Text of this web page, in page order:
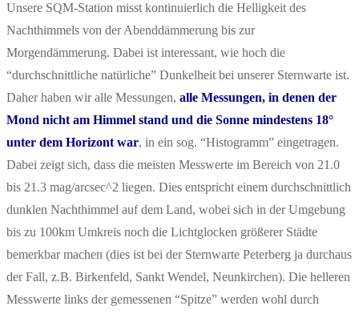
Unsere SQM-Station misst kontinuierlich die Helligkeit des
Nachthimmels von der Abenddämmerung bis zur
Morgendämmerung. Dabei ist interessant, wie hoch die
“durchschnittliche natürliche” Dunkelheit bei unserer Sternwarte ist.
Daher haben wir alle Messungen, alle Messungen, in denen der
Mond nicht am Himmel stand und die Sonne mindestens 18°
unter dem Horizont war, in ein sog. “Histogramm” eingetragen.
Dabei zeigt sich, dass die meisten Messwerte im Bereich von 21.0
bis 21.3 mag/arcsec^2 liegen. Dies entspricht einem durchschnittlich
dunklen Nachthimmel auf dem Land, wobei sich in der Umgebung
bis zu 100km Umkreis noch die Lichtglocken größerer Städte
bemerkbar machen (dies ist bei der Sternwarte Peterberg ja durchaus
der Fall, z.B. Birkenfeld, Sankt Wendel, Neunkirchen). Die helleren
Messwerte links der gemessenen “Spitze” werden wohl durch